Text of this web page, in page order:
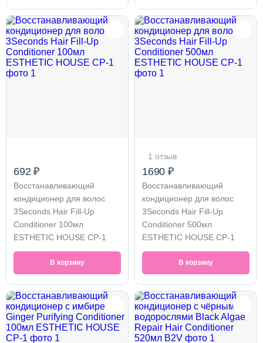
692 ₽
Восстанавливающий
кондиционер для волос
3Seconds Hair Fill-Up
Conditioner 100мл
ESTHETIC HOUSE CP-1
В корзину
1 отзыв
1690 ₽
Восстанавливающий
кондиционер для волос
3Seconds Hair Fill-Up
Conditioner 500мл
ESTHETIC HOUSE CP-1
В корзину